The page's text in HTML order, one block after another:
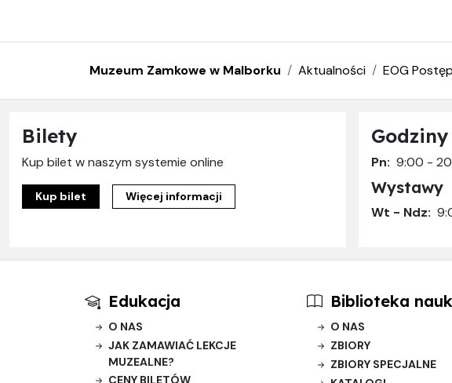
Muzeum Zamkowe w Malborku Aktualności EOG
Bilety
Kup bilet w naszym systemie online
Kup bilet Więcej informacji
Pn: 9:00 -
Wystawy
Wt - Ndz:
Edukacja
O NAS
JAK ZAMAWIAĆ LEKCJE
MUZEALNE?
CENY BILETÓW
Biblioteka
O NAS
ZBIORY
ZBIORY SPECJALNE